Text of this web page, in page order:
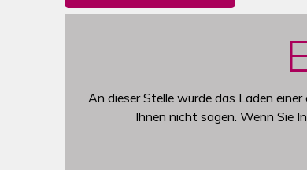
An dieser Stelle wurde das Laden
Ihnen nicht sagen. Wenn Sie